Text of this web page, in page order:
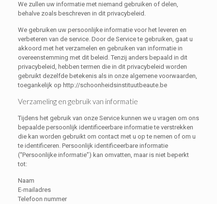
We zullen uw informatie met niemand gebruiken of delen,
behalve zoals beschreven in dit privacybeleid.
We gebruiken uw persoonlijke informatie voor het leveren en
verbeteren van de service. Door de Service te gebruiken, gaat u
akkoord met het verzamelen en gebruiken van informatie in
overeenstemming met dit beleid. Tenzij anders bepaald in dit
privacybeleid, hebben termen die in dit privacybeleid worden
gebruikt dezelfde betekenis als in onze algemene voorwaarden,
toegankelijk op http://schoonheidsinstituutbeaute.be
Verzameling en gebruik van informatie
Tijdens het gebruik van onze Service kunnen we u vragen om ons
bepaalde persoonlijk identificeerbare informatie te verstrekken
die kan worden gebruikt om contact met u op te nemen of om u
te identificeren. Persoonlijk identificeerbare informatie
(“Persoonlijke informatie”) kan omvatten, maar is niet beperkt
tot:
Naam
E-mailadres
Telefoon nummer